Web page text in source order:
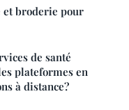
et broderie pour
de santé
plateformes en
à distance?